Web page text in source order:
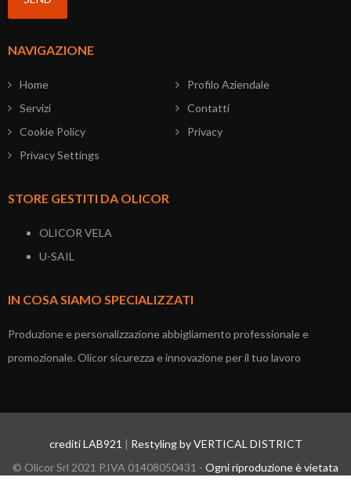
NAVIGAZIONE
Home
Profilo Aziendale
Servizi
Contatti
Cookie Policy
Privacy
Privacy Settings
STORE GESTITI DA OLICOR
OLICOR VELA
U-SAIL
IN COSA SIAMO SPECIALIZZATI
Produzione e personalizzazione abbigliamento professionale e
promozionale. Olicor sicurezza e innovazione per il tuo lavoro
crediti LAB921 | Restyling by VERTICAL DISTRICT
© Olicor Srl 2021 P.IVA 01408050431 - Ogni riproduzione è vietata